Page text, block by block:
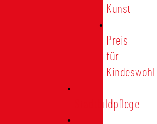
Kunst
Preis
für
Kindeswohl
Stadtbildpflege